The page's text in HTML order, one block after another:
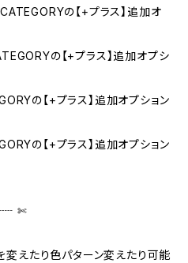
の【+プラス】追加オ
の【+プラス】追加オプシ
の【+プラス】追加オプション
の【+プラス】追加オプション
✄‬‬
えたり色パターン変えたり可能